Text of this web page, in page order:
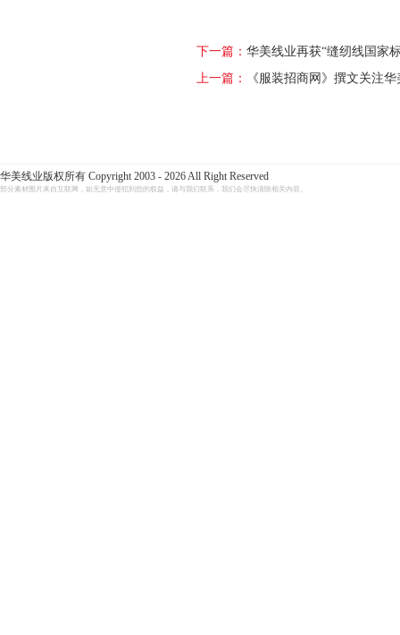
下一篇： 华美线业再获“缝纫线国家
上一篇：
《服装招商网》撰文关注
华美线业版权所有 Copyright 2003 - 2026 All Right Reserved
部分素材图片来自互联网，如无意中侵犯到您的权益，请与我们联系，我们会尽快清除相关内容。